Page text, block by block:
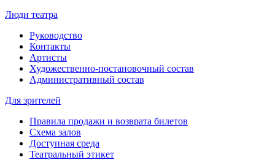
Люди театра
Руководство
Контакты
Артисты
Художественно-постановочный состав
Административный состав
Для зрителей
Правила продажи и возврата билетов
Схема залов
Доступная среда
Театральный этикет